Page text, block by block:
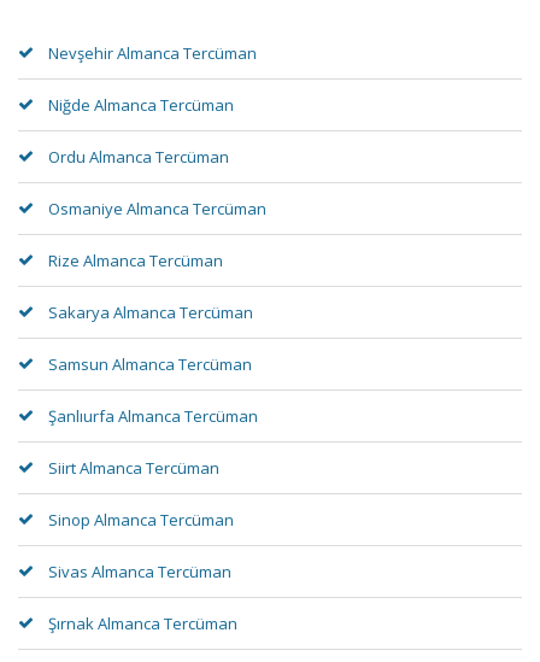
Nevşehir Almanca Tercüman
Niğde Almanca Tercüman
Ordu Almanca Tercüman
Osmaniye Almanca Tercüman
Rize Almanca Tercüman
Sakarya Almanca Tercüman
Samsun Almanca Tercüman
Şanlıurfa Almanca Tercüman
Siirt Almanca Tercüman
Sinop Almanca Tercüman
Sivas Almanca Tercüman
Şırnak Almanca Tercüman